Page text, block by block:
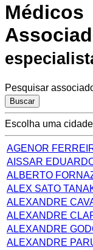
Médicos
Pesquisar
Buscar
Escolha uma cidade
AGENOR
AISSAR
ALBERTO
ALEX SATO
ALEXANDRE
ALEXANDRE
ALEXANDRE
ALEXANDRE